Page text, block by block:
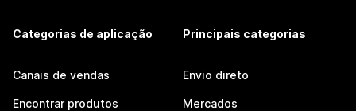
Categorias de aplicação
Canais de vendas
Encontrar produtos
Principais categorias
Envio direto
Mercados